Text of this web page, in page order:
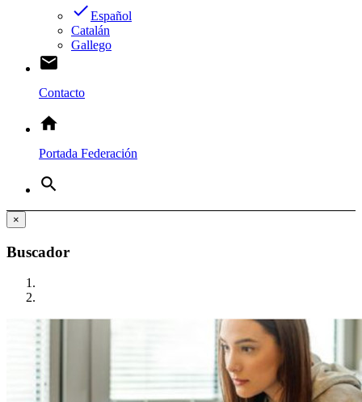
doneEspañol
Catalán
Gallego
email
Contacto
home
Portada Federación
search
×
Buscador